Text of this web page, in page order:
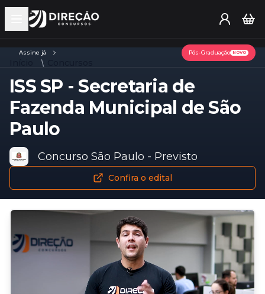
Open main menu
Assine já Pós-Graduação NOVO
ISS SP - Secretaria de
Fazenda Municipal de São
Paulo
Concurso São Paulo - Previsto
Confira o edital